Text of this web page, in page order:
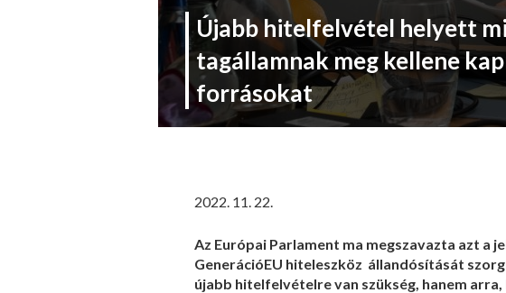
Újabb hitelfelvétel helyett
tagállamnak meg kellene
forrásokat
2022. 11. 22.
Az Európai Parlament ma megszavazta azt a
GenerációEU hiteleszköz állandósítását
újabb hitelfelvételre van szükség, hanem